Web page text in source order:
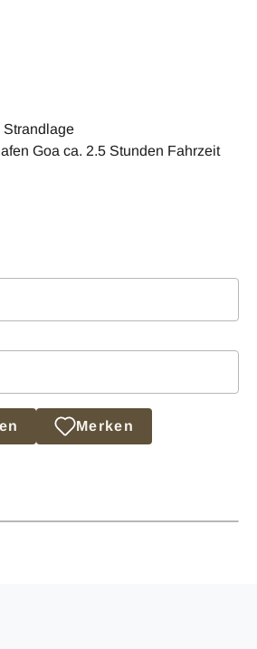
Strandlage
Goa ca. 2.5 Stunden Fahrzeit
Merken